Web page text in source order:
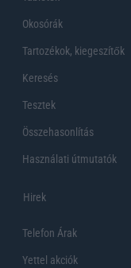
Okosórák
Tartozékok, kiegeszítők
Keresés
Tesztek
Összehasonlítás
Használati útmutatók
Hirek
Telefon Árak
Yettel akciók